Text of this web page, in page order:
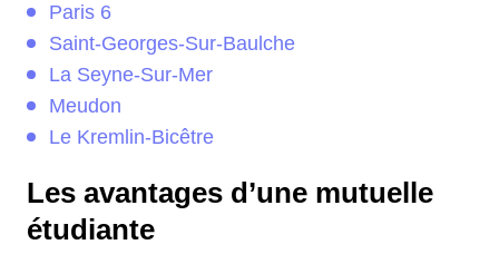
Paris 6
Saint-Georges-Sur-Baulche
La Seyne-Sur-Mer
Meudon
Le Kremlin-Bicêtre
Les avantages d’une mutuelle
étudiante